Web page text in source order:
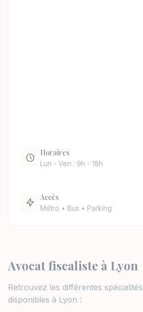
Horaires
Lun - Ven : 9h - 18h
Accès
Métro • Bus • Parking
Avocat fiscaliste à Lyon
Retrouvez les différentes
disponibles à Lyon :